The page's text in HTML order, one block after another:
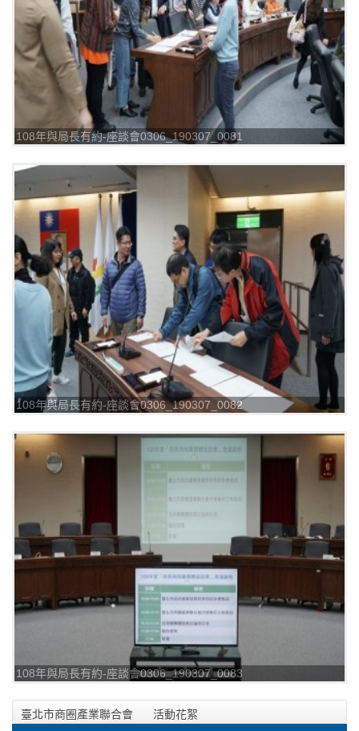
108年與局長有約-座談會0306_190307_0081
108年與局長有約-座談會0306_190307_0082
108年與局長有約-座談會0306_190307_0083
臺北市商圈產業聯合會
活動花絮